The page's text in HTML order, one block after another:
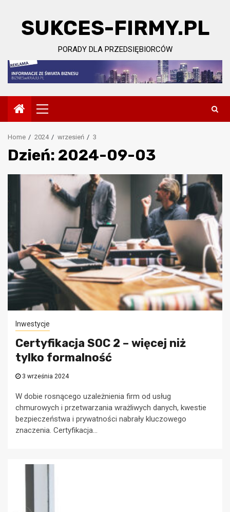
contentSUKCES-FIRMY.PL
PORADY DLA PRZEDSIĘBIORCÓW
Primary
Menu
Home 2024 wrzesień 3
Dzień: 2024-09-03
Inwestycje
Certyfikacja SOC 2 – więcej niż
tylko formalność
3 września 2024
W dobie rosnącego uzależnienia firm od usług
chmurowych i przetwarzania wrażliwych danych, kwestie
bezpieczeństwa i prywatności nabrały kluczowego
znaczenia. Certyfikacja...